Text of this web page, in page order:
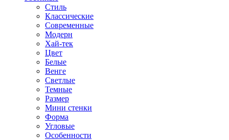
Стиль
Классические
Современные
Модерн
Хай-тек
Цвет
Белые
Венге
Светлые
Темные
Размер
Мини стенки
Форма
Угловые
Особенности